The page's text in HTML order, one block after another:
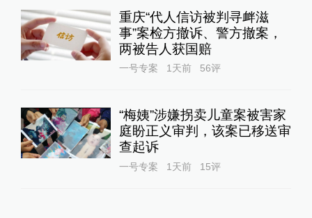
重庆“代人信访被判寻衅滋
事”案检方撤诉、警方撤案，
两被告人获国赔
一号专案 1天前 56评
“梅姨”涉嫌拐卖儿童案被害家
庭盼正义审判，该案已移送审
查起诉
一号专案 1天前 15评